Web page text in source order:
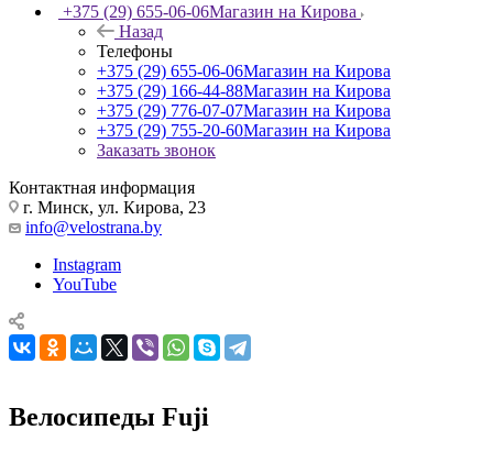
+375 (29) 655-06-06Магазин на Кирова
Назад
Телефоны
+375 (29) 655-06-06Магазин на Кирова
+375 (29) 166-44-88Магазин на Кирова
+375 (29) 776-07-07Магазин на Кирова
+375 (29) 755-20-60Магазин на Кирова
Заказать звонок
Контактная информация
г. Минск, ул. Кирова, 23
info@velostrana.by
Instagram
YouTube
Велосипеды Fuji